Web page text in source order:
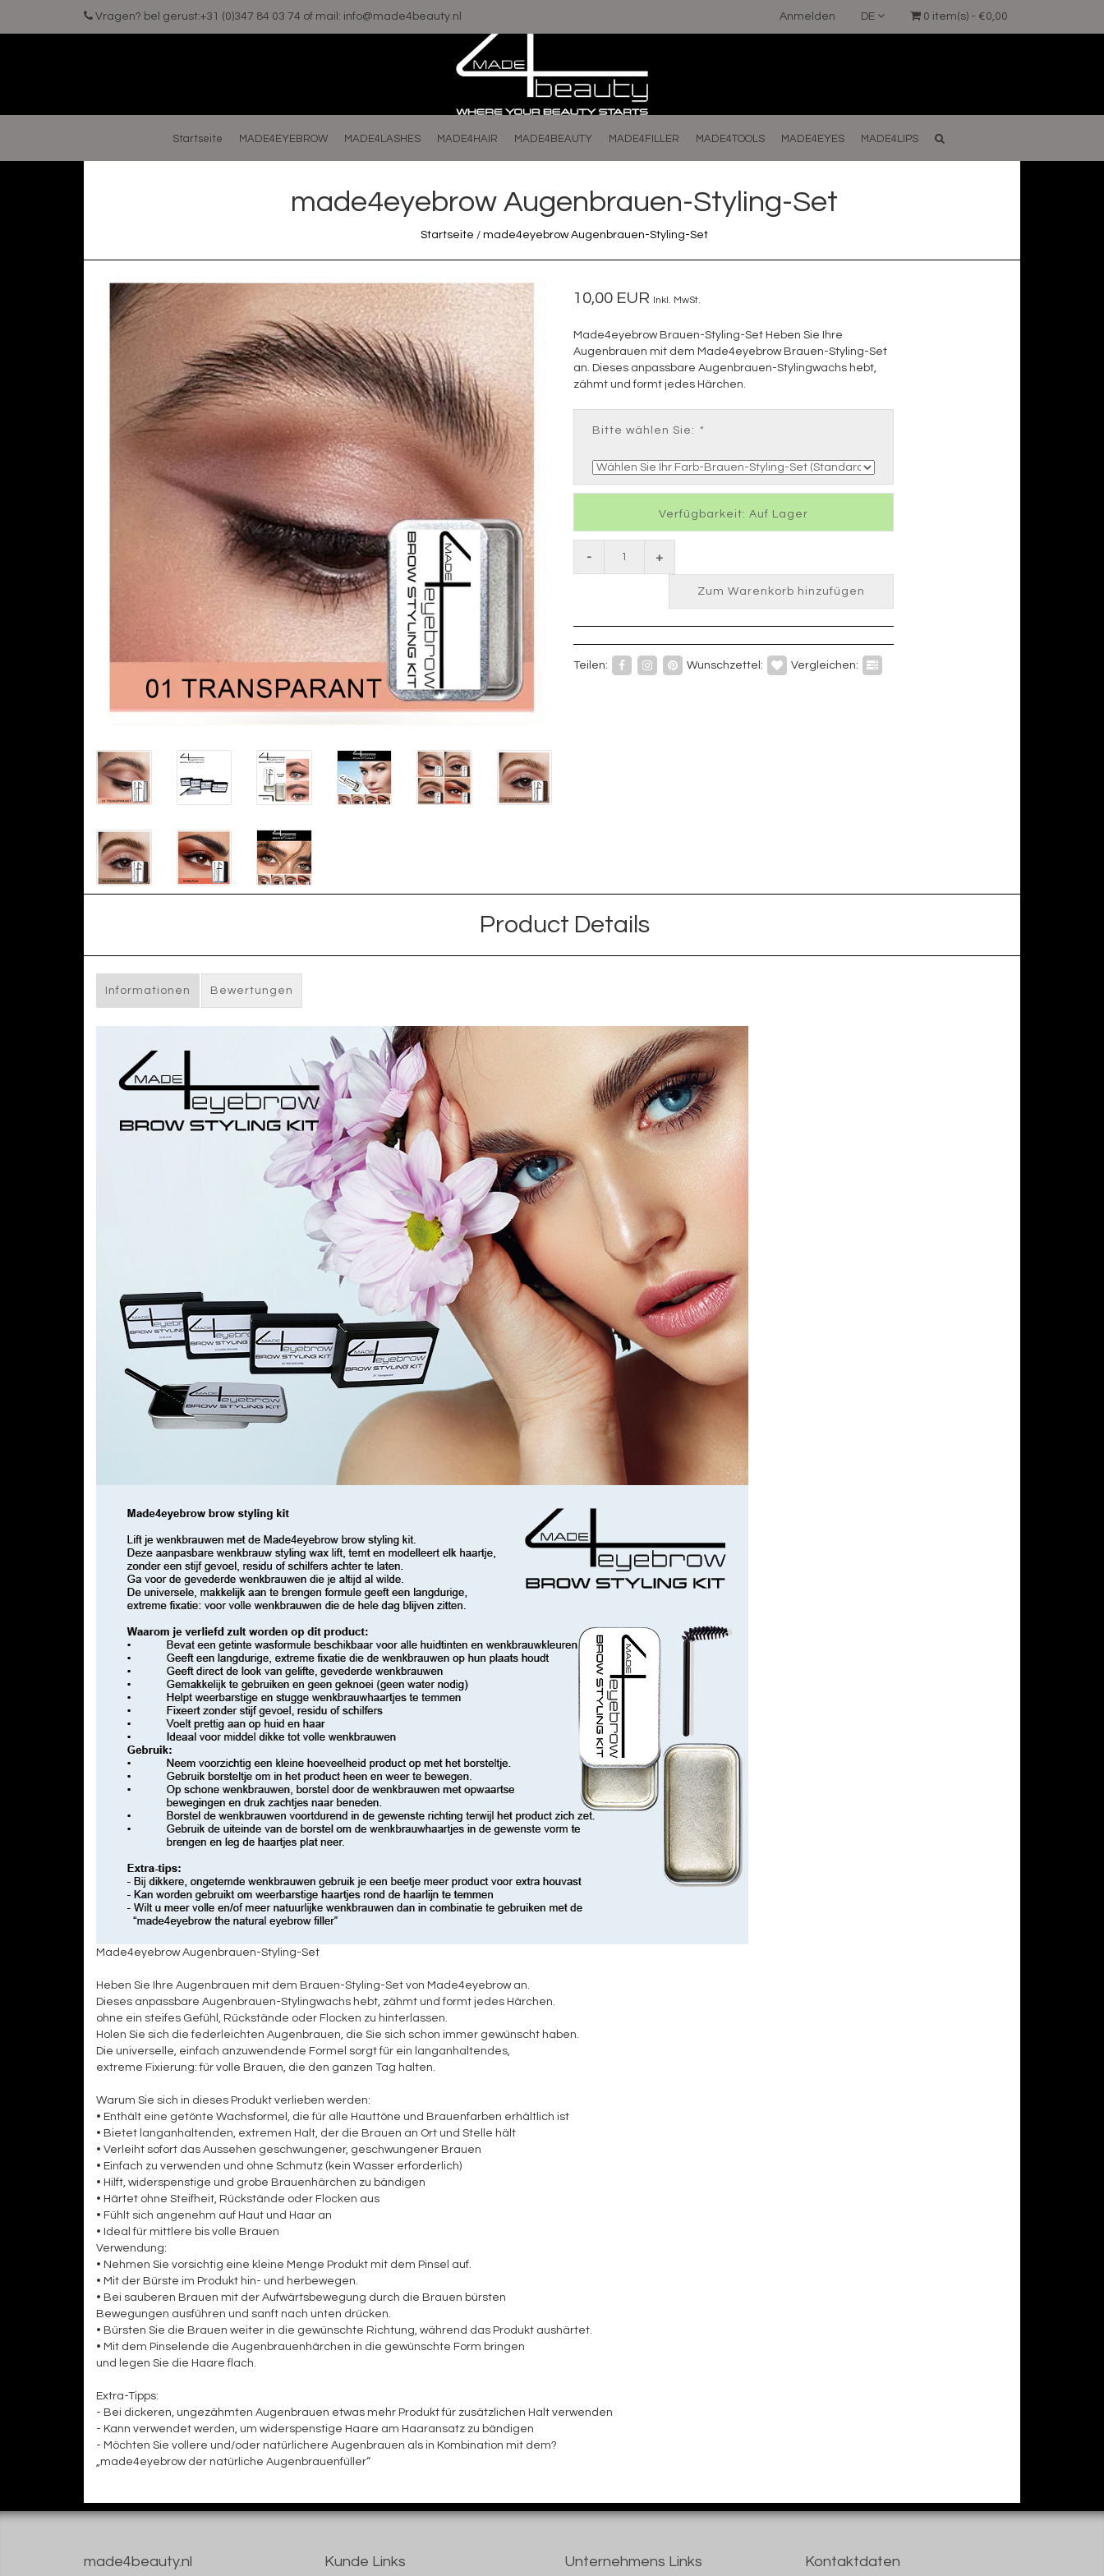
Vragen? bel gerust:+31 (0)347 84 03 74 of mail: info@made4beauty.nl 0 item(s) - €0,00
DE
Anmelden
Startseite MADE4EYEBROW MADE4LASHES MADE4HAIR MADE4BEAUTY MADE4FILLER MADE4TOOLS MADE4EYES MADE4LIPS
made4eyebrow Augenbrauen-Styling-Set
Startseite / made4eyebrow Augenbrauen-Styling-Set
10,00 EUR Inkl. MwSt.
Made4eyebrow Brauen-Styling-Set Heben Sie Ihre
Augenbrauen mit dem Made4eyebrow Brauen-Styling-Set
an. Dieses anpassbare Augenbrauen-Stylingwachs hebt,
zähmt und formt jedes Härchen.
Bitte wählen Sie: *
Verfügbarkeit: Auf Lager
- +
Zum Warenkorb hinzufügen
Teilen: Wunschzettel: Vergleichen:
Product Details
Informationen Bewertungen
Made4eyebrow Augenbrauen-Styling-Set
Heben Sie Ihre Augenbrauen mit dem Brauen-Styling-Set von Made4eyebrow an.
Dieses anpassbare Augenbrauen-Stylingwachs hebt, zähmt und formt jedes Härchen.
ohne ein steifes Gefühl, Rückstände oder Flocken zu hinterlassen.
Holen Sie sich die federleichten Augenbrauen, die Sie sich schon immer gewünscht haben.
Die universelle, einfach anzuwendende Formel sorgt für ein langanhaltendes,
extreme Fixierung: für volle Brauen, die den ganzen Tag halten.
Warum Sie sich in dieses Produkt verlieben werden:
• Enthält eine getönte Wachsformel, die für alle Hauttöne und Brauenfarben erhältlich ist
• Bietet langanhaltenden, extremen Halt, der die Brauen an Ort und Stelle hält
• Verleiht sofort das Aussehen geschwungener, geschwungener Brauen
• Einfach zu verwenden und ohne Schmutz (kein Wasser erforderlich)
• Hilft, widerspenstige und grobe Brauenhärchen zu bändigen
• Härtet ohne Steifheit, Rückstände oder Flocken aus
• Fühlt sich angenehm auf Haut und Haar an
• Ideal für mittlere bis volle Brauen
Verwendung:
• Nehmen Sie vorsichtig eine kleine Menge Produkt mit dem Pinsel auf.
• Mit der Bürste im Produkt hin- und herbewegen.
• Bei sauberen Brauen mit der Aufwärtsbewegung durch die Brauen bürsten
Bewegungen ausführen und sanft nach unten drücken.
• Bürsten Sie die Brauen weiter in die gewünschte Richtung, während das Produkt aushärtet.
• Mit dem Pinselende die Augenbrauenhärchen in die gewünschte Form bringen
und legen Sie die Haare flach.
Extra-Tipps:
- Bei dickeren, ungezähmten Augenbrauen etwas mehr Produkt für zusätzlichen Halt verwenden
- Kann verwendet werden, um widerspenstige Haare am Haaransatz zu bändigen
- Möchten Sie vollere und/oder natürlichere Augenbrauen als in Kombination mit dem?
„made4eyebrow der natürliche Augenbrauenfüller“
made4beauty.nl Kunde Links Unternehmens Links Kontaktdaten